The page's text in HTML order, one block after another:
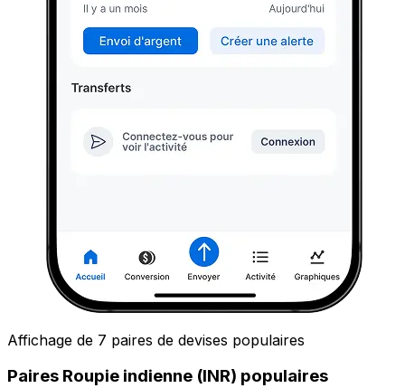
Affichage de 7 paires de devises populaires
Paires Roupie indienne (INR) populaires